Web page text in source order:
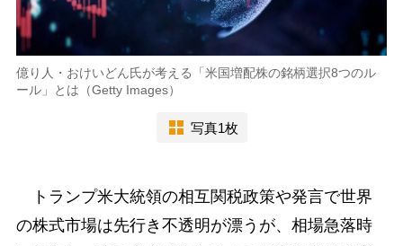
億り人・おけいどん氏が考える「米国増配株の銘柄選択8つのル
ール」とは（Getty Images）
写真1枚
トランプ米大統領の相互関税政策や発言で世界
の株式市場は先行き不透明が漂うが、相場急落時